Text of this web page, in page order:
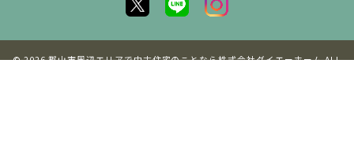
© 2026 郡山市周辺エリアで中古住宅のことなら株式会社ダイエーホーム ALL